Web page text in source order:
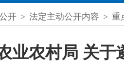
开 > 法定主动公开内容 > 重
业农村局 关于